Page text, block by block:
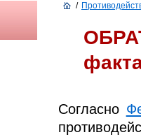
/
Согласно